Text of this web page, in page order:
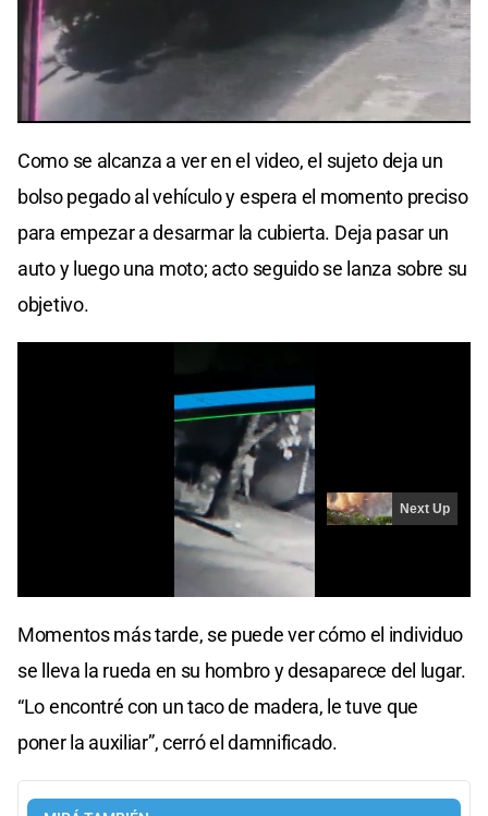
Como se alcanza a ver en el video, el sujeto deja un
bolso pegado al vehículo y espera el momento preciso
para empezar a desarmar la cubierta. Deja pasar un
auto y luego una moto; acto seguido se lanza sobre su
objetivo.
Momentos más tarde, se puede ver cómo el individuo
se lleva la rueda en su hombro y desaparece del lugar.
“Lo encontré con un taco de madera, le tuve que
poner la auxiliar”, cerró el damnificado.